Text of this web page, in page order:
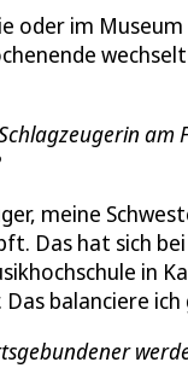
oder im
am
meine
Das hat sich
in
balanciere